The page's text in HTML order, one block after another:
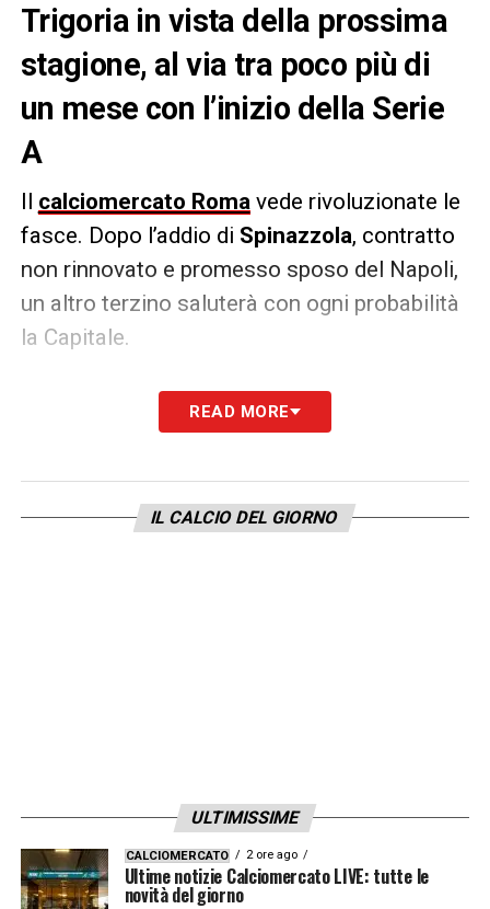
Trigoria in vista della prossima
stagione, al via tra poco più di
un mese con l’inizio della Serie
A
Il calciomercato Roma vede rivoluzionate le
fasce. Dopo l’addio di Spinazzola, contratto
non rinnovato e promesso sposo del Napoli,
un altro terzino saluterà con ogni probabilità
la Capitale.
De Rossiha fatto allenare a parte
Karsdorp. Secondo laGazzetta dello
società starebbe pensando ad una
READ MORE
IL CALCIO DEL GIORNO
ULTIMISSIME
CALCIOMERCATO 2 ore ago
Ultime notizie Calciomercato LIVE: tutte le
novità del giorno